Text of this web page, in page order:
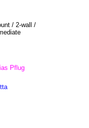
/ 2-wall /
Pflug